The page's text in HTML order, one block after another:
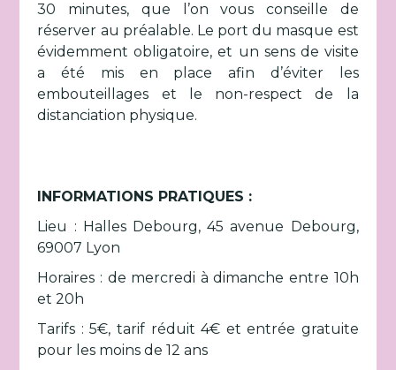
30 minutes, que l’on vous conseille de
réserver au préalable. Le port du masque est
évidemment obligatoire, et un sens de visite
a été mis en place afin d’éviter les
embouteillages et le non-respect de la
distanciation physique.
INFORMATIONS PRATIQUES :
Lieu : Halles Debourg, 45 avenue Debourg,
69007 Lyon
Horaires : de mercredi à dimanche entre 10h
et 20h
Tarifs : 5€, tarif réduit 4€ et entrée gratuite
pour les moins de 12 ans